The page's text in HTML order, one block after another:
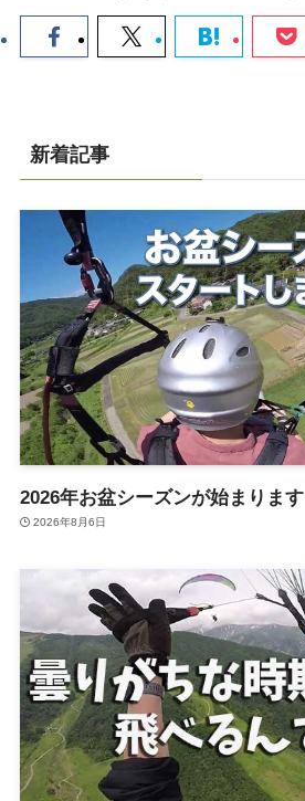
新着記事
2026年お盆シーズンが始まります
2026年8月6日